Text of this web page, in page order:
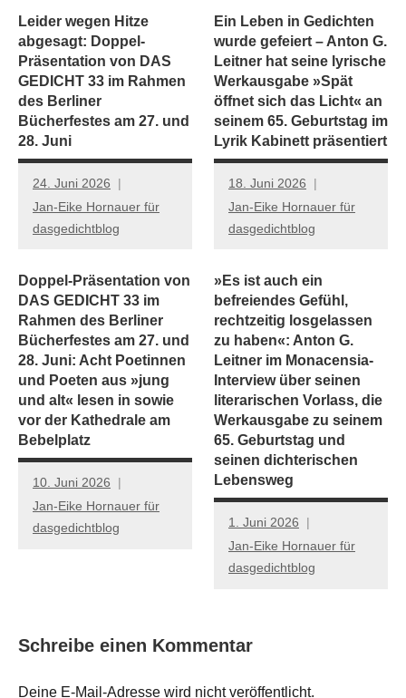
Leider wegen Hitze
abgesagt: Doppel-
Präsentation von DAS
GEDICHT 33 im Rahmen
des Berliner
Bücherfestes am 27. und
28. Juni
24. Juni 2026
Jan-Eike Hornauer für
dasgedichtblog
Ein Leben in Gedichten
wurde gefeiert – Anton G.
Leitner hat seine lyrische
Werkausgabe »Spät
öffnet sich das Licht« an
seinem 65. Geburtstag im
Lyrik Kabinett präsentiert
18. Juni 2026
Jan-Eike Hornauer für
dasgedichtblog
Doppel-Präsentation von
DAS GEDICHT 33 im
Rahmen des Berliner
Bücherfestes am 27. und
28. Juni: Acht Poetinnen
und Poeten aus »jung
und alt« lesen in sowie
vor der Kathedrale am
Bebelplatz
10. Juni 2026
Jan-Eike Hornauer für
dasgedichtblog
»Es ist auch ein
befreiendes Gefühl,
rechtzeitig losgelassen
zu haben«: Anton G.
Leitner im Monacensia-
Interview über seinen
literarischen Vorlass, die
Werkausgabe zu seinem
65. Geburtstag und
seinen dichterischen
Lebensweg
1. Juni 2026
Jan-Eike Hornauer für
dasgedichtblog
Schreibe einen Kommentar
Deine E-Mail-Adresse wird nicht veröffentlicht.